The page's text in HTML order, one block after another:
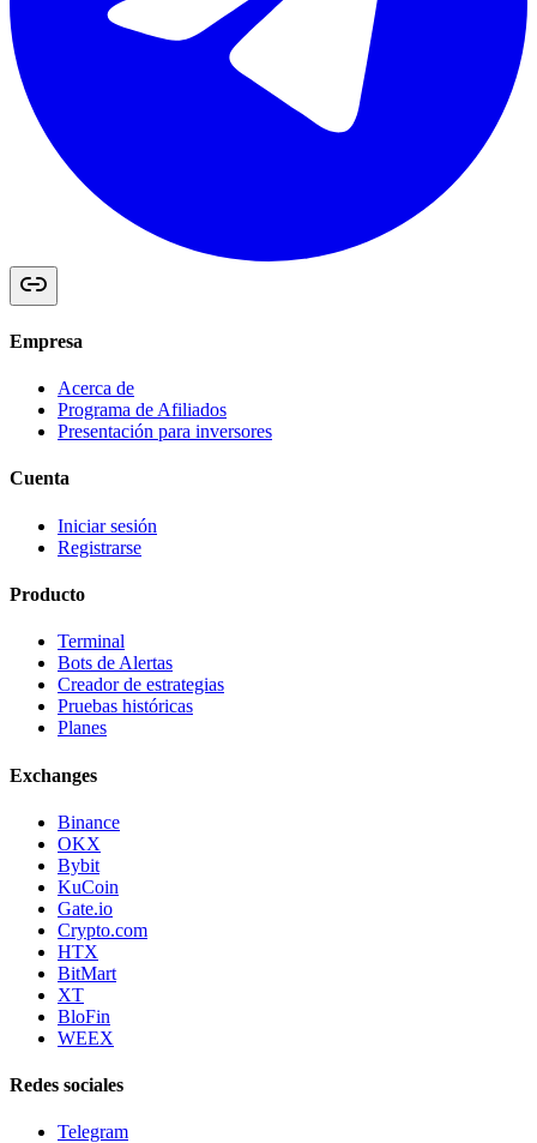
Empresa
Acerca de
Programa de Afiliados
Presentación para inversores
Cuenta
Iniciar sesión
Registrarse
Producto
Terminal
Bots de Alertas
Creador de estrategias
Pruebas históricas
Planes
Exchanges
Binance
OKX
Bybit
KuCoin
Gate.io
Crypto.com
HTX
BitMart
XT
BloFin
WEEX
Redes sociales
Telegram